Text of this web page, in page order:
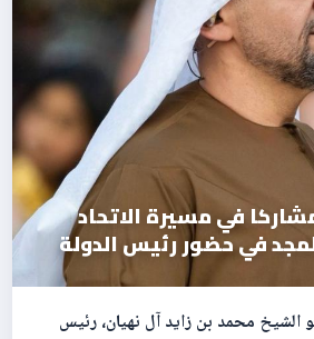
في مسيرة الاتحاد
في حضور رئيس الدولة
محمد بن زايد آل نهيان، رئيس